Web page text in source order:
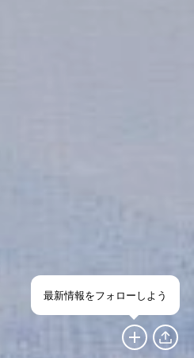
最新情報をフォローしよう